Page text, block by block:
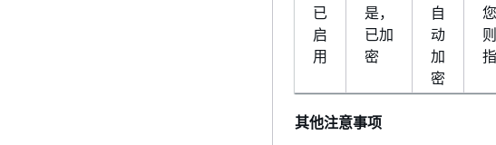
已
启
用
是，
已加
密
自
动
加
密
其他注意事项